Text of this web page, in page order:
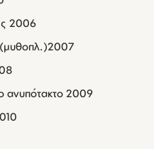
2006
ανυπότακτο 2009